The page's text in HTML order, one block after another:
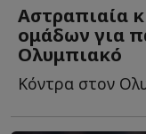
Αστραπιαία
ομάδων για
Ολυμπιακό